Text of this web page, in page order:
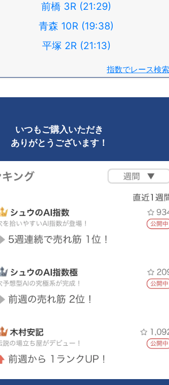
前橋 3R (21:29)
青森 10R (19:38)
平塚 2R (21:13)
指数でレース検索
いつもご購入いただき
ありがとうございます！